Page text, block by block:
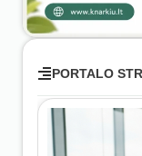
PORTALO